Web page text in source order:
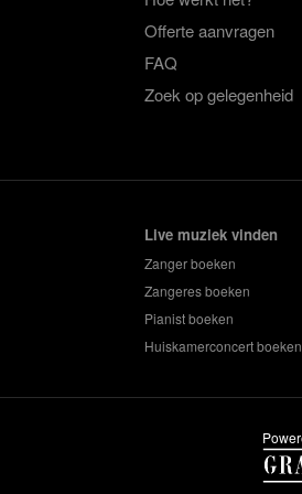
Offerte aanvragen
FAQ
Zoek op gelegenheid
Live muziek vinden
Zanger boeken
Zangeres boeken
Pianist boeken
Huiskamerconcert boeken